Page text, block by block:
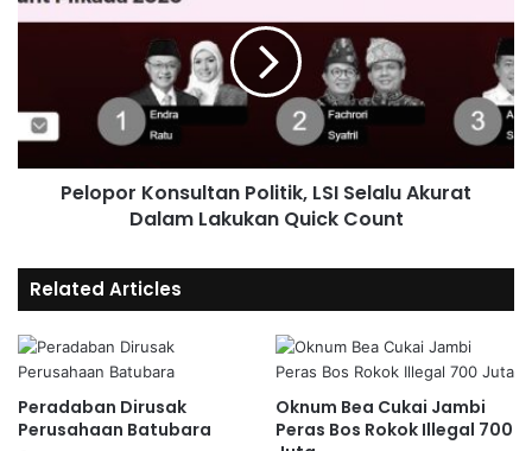
Pelopor Konsultan Politik, LSI Selalu Akurat
Dalam Lakukan Quick Count
Related Articles
Peradaban Dirusak
Perusahaan Batubara
Oknum Bea Cukai Jambi
Peras Bos Rokok Illegal 700